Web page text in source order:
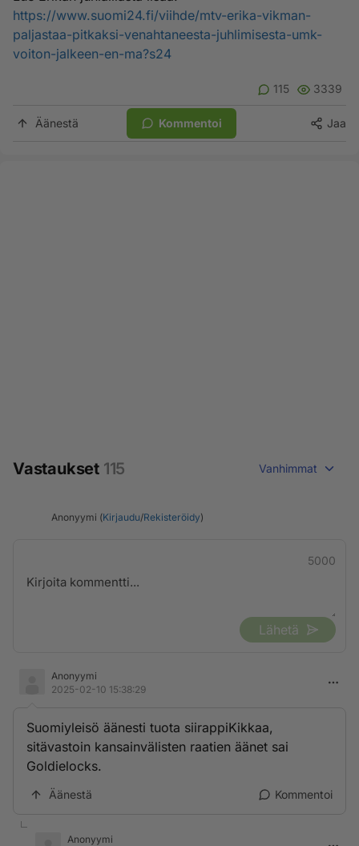
https://www.suomi24.fi/viihde/mtv-erika-vikman-
paljastaa-pitkaksi-venahtaneesta-juhlimisesta-umk-
voiton-jalkeen-en-ma?s24
115 3339
Äänestä Kommentoi Jaa
Vastaukset 115 Vanhimmat
Anonyymi (Kirjaudu/Rekisteröidy)
5000
Lähetä
Anonyymi
2025-02-10 15:38:29
Suomiyleisö äänesti tuota siirappiKikkaa,
sitävastoin kansainvälisten raatien äänet sai
Goldielocks.
Äänestä Kommentoi
Anonyymi